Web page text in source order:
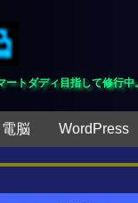
トダディ目指して修行中。
電脳 WordPress